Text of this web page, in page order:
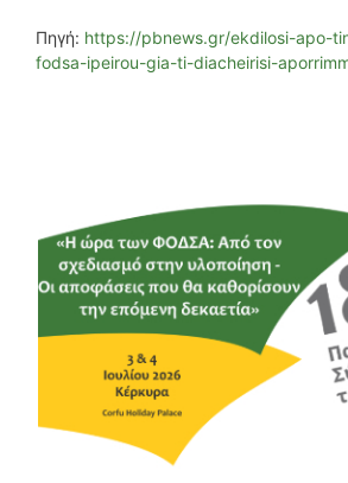
Πηγή: https://pbnews.gr/ekdilosi-apo-
fodsa-ipeirou-gia-ti-diacheirisi-